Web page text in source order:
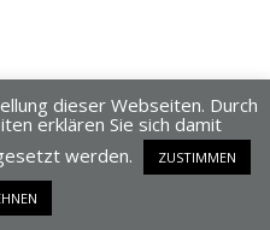
dieser Webseiten. Durch
erklären Sie sich damit
werden.
ZUSTIMMEN